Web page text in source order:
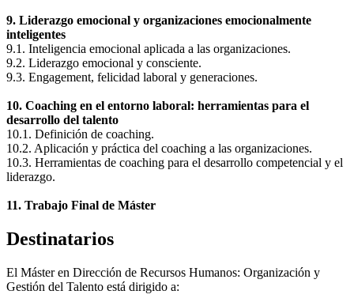
9. Liderazgo emocional y organizaciones emocionalmente
inteligentes
9.1. Inteligencia emocional aplicada a las organizaciones.
9.2. Liderazgo emocional y consciente.
9.3. Engagement, felicidad laboral y generaciones.
10. Coaching en el entorno laboral: herramientas para el
desarrollo del talento
10.1. Definición de coaching.
10.2. Aplicación y práctica del coaching a las organizaciones.
10.3. Herramientas de coaching para el desarrollo competencial y el
liderazgo.
11. Trabajo Final de Máster
Destinatarios
El Máster en Dirección de Recursos Humanos: Organización y
Gestión del Talento está dirigido a: